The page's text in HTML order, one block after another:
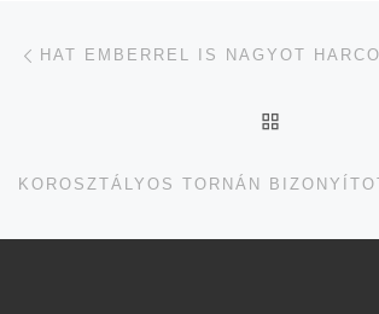
Navigálás a